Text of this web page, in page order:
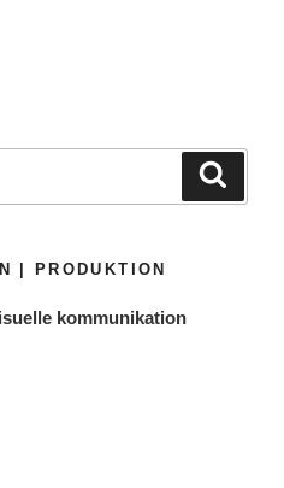
| PRODUKTION
kommunikation